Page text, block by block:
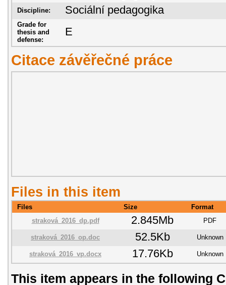
Discipline: Sociální pedagogika
Grade for
thesis and
defense:
E
Citace závěřečné práce
Files in this item
Files Size
Format
straková_2016_dp.pdf
2.845Mb PDF
straková_2016_op.doc 52.5Kb Unknown
straková_2016_vp.docx 17.76Kb Unknown
This item appears in the following